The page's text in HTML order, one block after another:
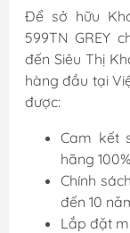
Để sở hữu
599TN GREY
đến Siêu Thị
hàng đầu tại
được:
Cam kết
hãng
Chính
đến 10
Lắp đặt